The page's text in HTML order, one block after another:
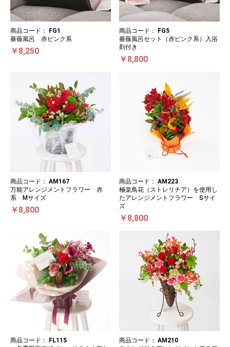
商品コード：
FG1
薔薇風呂 赤ピンク系
￥8,250
商品コード：
FG5
薔薇風呂セット（赤ピンク系）入浴
剤付き
￥8,800
商品コード： AM167
万能アレンジメントフラワー 赤
系 Mサイズ
￥8,800
商品コード： AM223
極楽鳥花（ストレリチア）を使用し
たアレンジメントフラワー Sサイ
ズ
￥8,800
商品コード：
FL115
商品コード： AM210